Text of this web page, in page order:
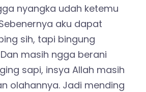
nyangka udah ketemu
aku dapat
sih, tapi bingung
masih ngga berani
sapi, insya Allah masih
olahannya. Jadi mending